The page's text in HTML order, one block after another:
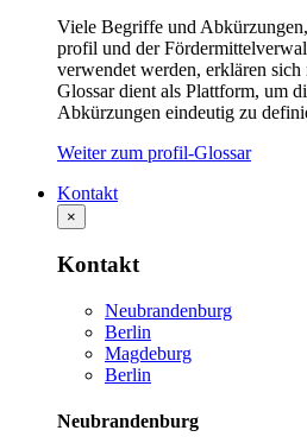
Viele Begriffe und
profil und der
verwendet werden, erklären
Glossar dient als Plattform, um
Abkürzungen eindeutig zu
Weiter zum profil-Glossar
Kontakt
×
Kontakt
Neubrandenburg
Berlin
Magdeburg
Berlin
Neubrandenburg